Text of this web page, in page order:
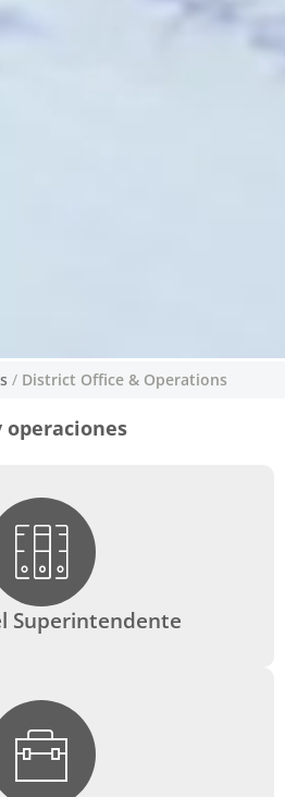
de distrito y
the Sisters School District
all parts working in
from all departments
as one.
/ District Office & Operations
Superintendente